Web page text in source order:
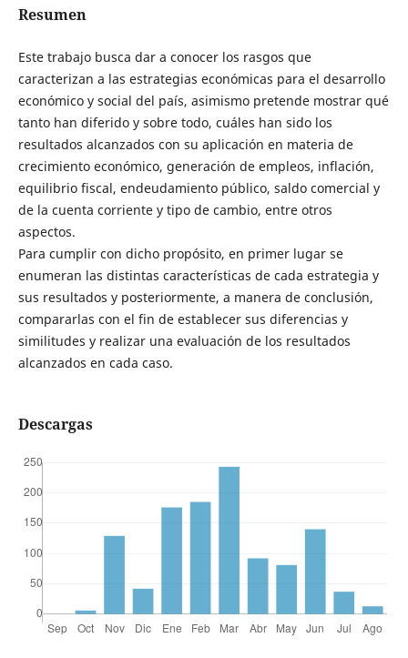
Resumen
Este trabajo busca dar a conocer los rasgos que
caracterizan a las estrategias económicas para el desarrollo
económico y social del país, asimismo pretende mostrar qué
tanto han diferido y sobre todo, cuáles han sido los
resultados alcanzados con su aplicación en materia de
crecimiento económico, generación de empleos, inflación,
equilibrio fiscal, endeudamiento público, saldo comercial y
de la cuenta corriente y tipo de cambio, entre otros
aspectos.
Para cumplir con dicho propósito, en primer lugar se
enumeran las distintas características de cada estrategia y
sus resultados y posteriormente, a manera de conclusión,
compararlas con el fin de establecer sus diferencias y
similitudes y realizar una evaluación de los resultados
alcanzados en cada caso.
Descargas